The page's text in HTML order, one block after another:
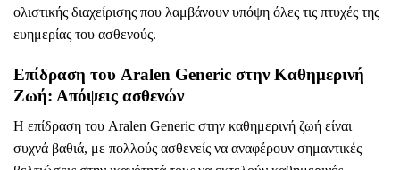
ολιστικής διαχείρισης που λαμβάνουν υπόψη όλες τις πτυχές της
ευημερίας του ασθενούς.
Επίδραση του Aralen Generic στην Καθημερινή
Ζωή: Απόψεις ασθενών
Η επίδραση του Aralen Generic στην καθημερινή ζωή είναι
συχνά βαθιά, με πολλούς ασθενείς να αναφέρουν σημαντικές